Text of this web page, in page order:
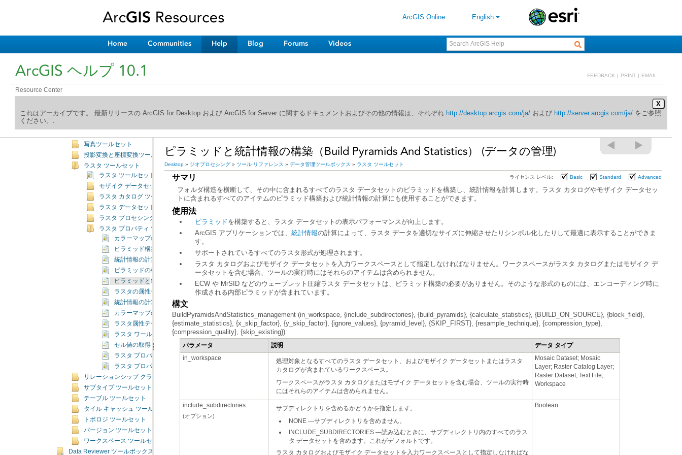
ArcGIS Online English
Home Communities Help Blog Forums Videos
ArcGIS ヘルプ 10.1 FEEDBACK | PRINT | EMAIL
Resource Center
X
これはアーカイブです。 最新リリースの ArcGIS for Desktop および ArcGIS for Server に関するドキュメントおよびその他の情報は、それぞれ http://desktop.arcgis.com/ja/および http://server.arcgis.com/ja/
ください。.
フィールド ツールセット
ジオデータベース管理ツールセット
一般ツールセット
ジオメトリック ネットワーク ツールセット
LAS データセット ツールセット
写真ツールセット
投影変換と座標変換ツールセット
ラスタ ツールセット
ラスタ ツールセットの概要
モザイク データセット ツールセット
ラスタ カタログ ツールセット
ラスタ データセット ツールセット
ラスタ プロセシング ツールセット
ラスタ プロパティ ツールセット
カラーマップの追加（Add Colormap）
ピラミッド構築のバッチ処理（Batch Build Pyramids）
統計情報の計算のバッチ処理（Batch Calculate Statistics）
ピラミッドの構築
ピラミッドと統計情報の構築（Build Pyramids And Statistics）
ラスタの属性テーブルの構築（Build Raster Attribute Table）
統計情報の計算（Calculate Statistics）
カラーマップの削除（Delete Colormap）
ラスタ属性テーブルの削除（Delete Raster Attribute Table）
ラスタ ワールド ファイルのエクスポート（Export Raster World File）
セル値の取得（Get Cell Value）
ラスタ プロパティの取得（Get Raster Properties）
ラスタ プロパティを設定（Set Raster Properties）
リレーションシップ クラス ツールセット
サブタイプ ツールセット
テーブル ツールセット
タイル キャッシュ ツールセット
トポロジ ツールセット
バージョン ツールセット
ワークスペース ツールセット
Data Reviewer ツールボックス
ピラミッドと統計情報の構築（Build Pyramids And Statistics） (データの管理)
Desktop » ジオプロセシング » ツール リファレンス » データ管理ツールボックス » ラスタ ツールセット
ライセンス レベル: Basic Standard Advanced
サマリ
トに含まれるすべてのアイテムのピラミッド構築および統計情報の計算にも使用することができます。
使用法
ピラミッドを構築すると、ラスタ データセットの表示パフォーマンスが向上します。
ArcGIS アプリケーションでは、 統計情報
す。
サポートされているすべてのラスタ形式が処理されます。
ータセットを含む場合、ツールの実行時にはそれらのアイテムは含められません。
作成される内部ピラミッドが含まれています。
構文
{compression_quality}, {skip_existing})
パラメータ 説明
データ タイプ
in_workspace
カタログが含まれているワークスペース。
にはそれらのアイテムは含められません。
Workspace
include_subdirectories
(オプション)
サブディレクトリを含めるかどうかを指定します。
NONE —サブディレクトリを含めません。
INCLUDE_SUBDIRECTORIES —
タ データセットを含めます。これがデフォルトです。
Boolean